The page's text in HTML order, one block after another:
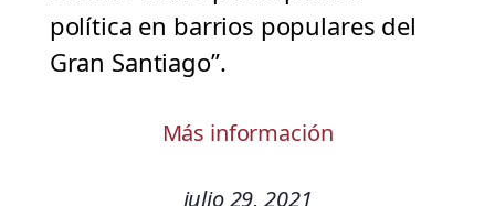
política en barrios populares del
Gran Santiago”.
Más información
julio 29, 2021